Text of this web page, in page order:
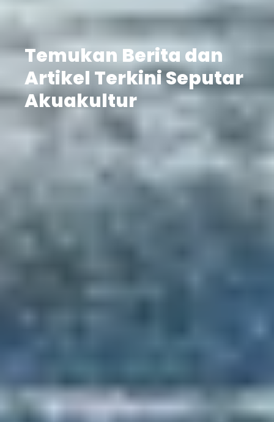
Temukan Berita dan
Artikel Terkini Seputar
Akuakultur